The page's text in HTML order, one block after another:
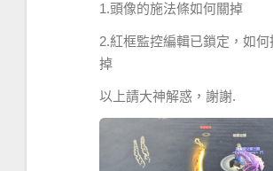
1.頭像的施法條如何關掉
2.紅框監控編輯已鎖定，如何
掉
以上請大神解惑，謝謝.